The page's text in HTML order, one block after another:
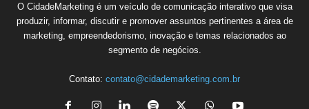
O CidadeMarketing é um veículo de comunicação interativo que visa
produzir, informar, discutir e promover assuntos pertinentes a área de
marketing, empreendedorismo, inovação e temas relacionados ao
segmento de negócios.
Contato: contato@cidademarketing.com.br